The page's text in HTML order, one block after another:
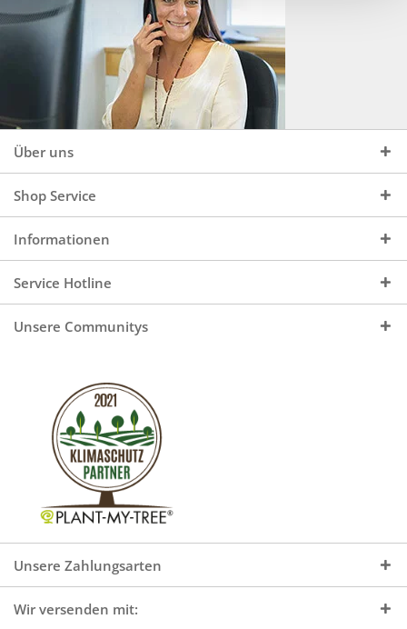
Über uns
Shop Service
Informationen
Service Hotline
Unsere Communitys
Unsere Zahlungsarten
Wir versenden mit: